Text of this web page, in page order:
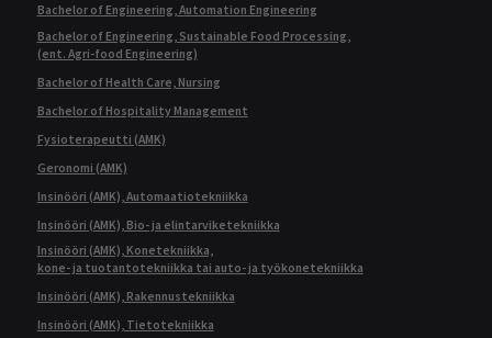
Bachelor of Engineering, Automation Engineering
Bachelor of Engineering, Sustainable Food Processing,
(ent. Agri-food Engineering)
Bachelor of Health Care, Nursing
Bachelor of Hospitality Management
Fysioterapeutti (AMK)
Geronomi (AMK)
Insinööri (AMK), Automaatiotekniikka
Insinööri (AMK), Bio- ja elintarviketekniikka
Insinööri (AMK), Konetekniikka,
kone- ja tuotantotekniikka tai auto- ja työkonetekniikka
Insinööri (AMK), Rakennustekniikka
Insinööri (AMK), Tietotekniikka